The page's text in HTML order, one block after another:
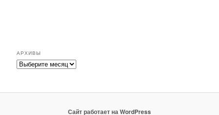
АРХИВЫ
Архивы
Сайт работает на WordPress